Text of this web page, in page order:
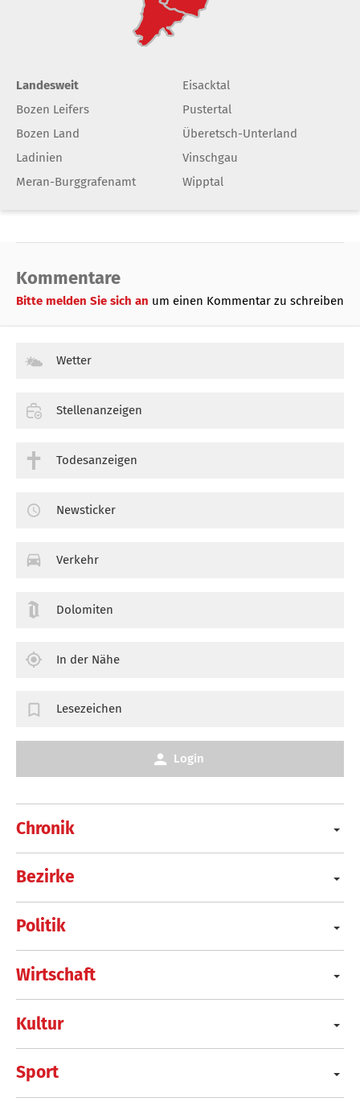
Landesweit
Bozen Leifers
Bozen Land
Ladinien
Meran-Burggrafenamt
Eisacktal
Pustertal
Überetsch-Unterland
Vinschgau
Wipptal
Kommentare
Bitte melden Sie sich an um einen Kommentar zu schreiben
Chronik
Bezirke
Politik
Wirtschaft
Kultur
Sport
Wetter
Stellenanzeigen
Todesanzeigen
Newsticker
Verkehr
Dolomiten
In der Nähe
Lesezeichen
Login